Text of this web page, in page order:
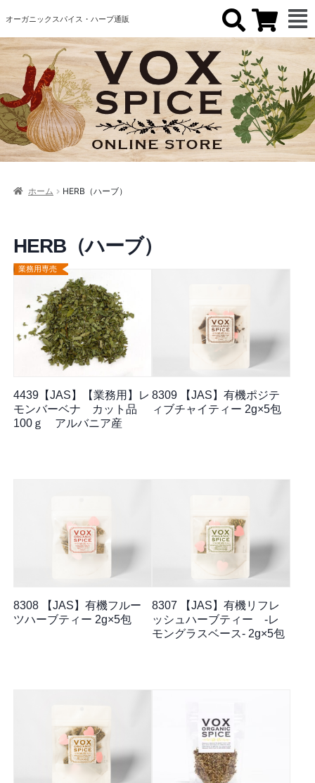
オーガニックスパイス・ハーブ通販
ホーム HERB（ハーブ）
HERB（ハーブ）
業務用専売
4439【JAS】【業務用】レ
モンバーベナ カット品
100ｇ アルバニア産
8309 【JAS】有機ポジテ
ィブチャイティー 2g×5包
8308 【JAS】有機フルー
ツハーブティー 2g×5包
8307 【JAS】有機リフレ
ッシュハーブティー -レ
モングラスベース- 2g×5包